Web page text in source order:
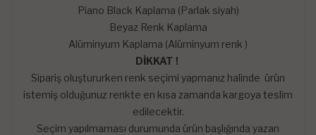
Piano Black Kaplama (Parlak siyah)
Beyaz Renk Kaplama
Alüminyum Kaplama (Alüminyum renk )
DİKKAT !
Sipariş oluştururken renk seçimi yapmanız halinde ürün
istemiş olduğunuz renkte en kısa zamanda kargoya teslim
edilecektir.
Seçim yapılmaması durumunda ürün başlığında yazan